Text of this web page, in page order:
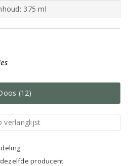
375 ml
(12)
verlanglijst
producent